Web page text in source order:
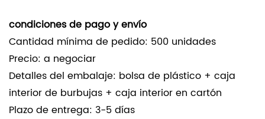
condiciones de pago y envío
Cantidad mínima de pedido: 500 unidades
Precio: a negociar
Detalles del embalaje: bolsa de plástico + caja
interior de burbujas + caja interior en cartón
Plazo de entrega: 3-5 días